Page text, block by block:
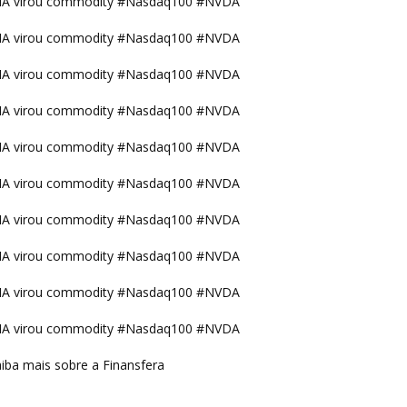
virou commodity #Nasdaq100 #NVDA
virou commodity #Nasdaq100 #NVDA
virou commodity #Nasdaq100 #NVDA
virou commodity #Nasdaq100 #NVDA
virou commodity #Nasdaq100 #NVDA
virou commodity #Nasdaq100 #NVDA
virou commodity #Nasdaq100 #NVDA
virou commodity #Nasdaq100 #NVDA
virou commodity #Nasdaq100 #NVDA
mais sobre a Finansfera